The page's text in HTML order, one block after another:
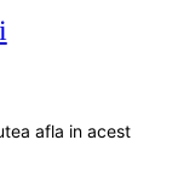
afla in acest